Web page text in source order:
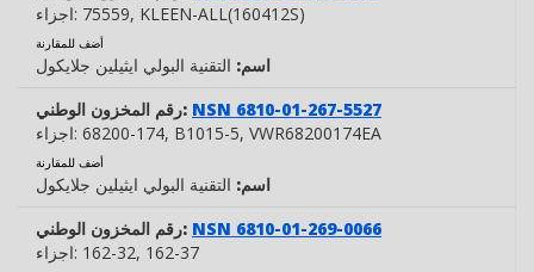
اجزاء: 75559, KLEEN-ALL(160412S)
أضف للمقارنة
اسم: التقنية البولي ايثيلين جلايكول
رقم المخزون الوطني: NSN 6810-01-267-5527
اجزاء: 68200-174, B1015-5, VWR68200174EA
أضف للمقارنة
اسم: التقنية البولي ايثيلين جلايكول
رقم المخزون الوطني: NSN 6810-01-269-0066
اجزاء: 162-32, 162-37